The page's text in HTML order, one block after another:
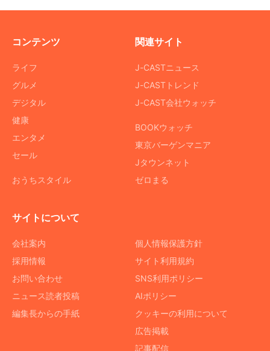
コンテンツ
ライフ
グルメ
デジタル
健康
エンタメ
セール
おうちスタイル
関連サイト
J-CASTニュース
J-CASTトレンド
J-CAST会社ウォッチ
BOOKウォッチ
東京バーゲンマニア
Jタウンネット
ゼロまる
サイトについて
会社案内
採用情報
お問い合わせ
ニュース読者投稿
編集長からの手紙
個人情報保護方針
サイト利用規約
SNS利用ポリシー
AIポリシー
クッキーの利用について
広告掲載
記事配信